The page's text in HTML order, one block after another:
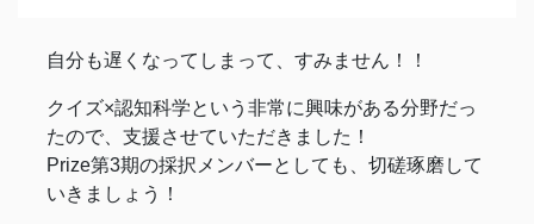
自分も遅くなってしまって、すみません！！
クイズ×認知科学という非常に興味がある分野だっ
たので、支援させていただきました！
Prize第3期の採択メンバーとしても、切磋琢磨して
いきましょう！